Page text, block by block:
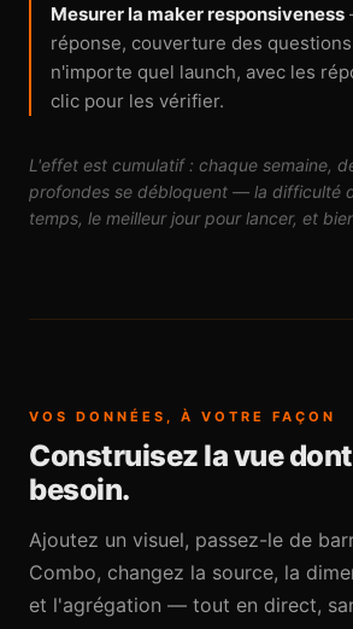
Mesurer la maker responsiveness
réponse, couverture des
n'importe quel launch, avec les
clic pour les vérifier.
L'effet est cumulatif : chaque semaine,
profondes se débloquent — la difficulté
temps, le meilleur jour pour lancer, et
VOS DONNÉES, À VOTRE FAÇON
Construisez la vue
besoin.
Ajoutez un visuel, passez-le de
Combo, changez la source, la
et l'agrégation — tout en direct,